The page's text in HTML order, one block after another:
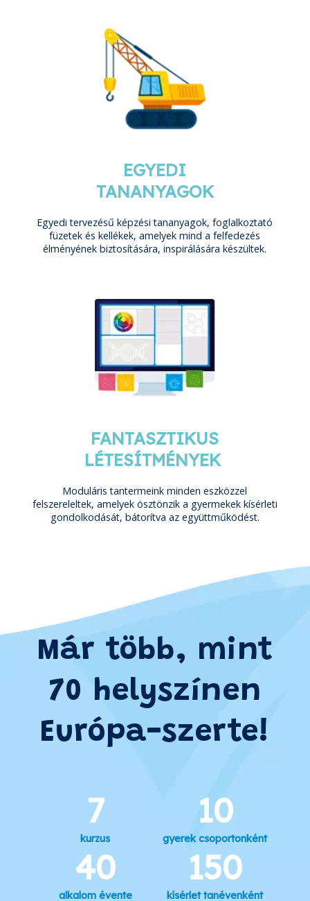
EGYEDI
TANANYAGOK
Egyedi tervezésű képzési tananyagok, foglalkoztató
füzetek és kellékek, amelyek mind a felfedezés
élményének biztosítására, inspirálására készültek.
FANTASZTIKUS
LÉTESÍTMÉNYEK
Moduláris tantermeink minden eszközzel
felszereleltek, amelyek ösztönzik a gyermekek kísérleti
gondolkodását, bátorítva az együttműködést.
Már több, mint
70 helyszínen
Európa-szerte!
7
kurzus
10
gyerek csoportonként
40
alkalom évente
150
kísérlet tanévenként